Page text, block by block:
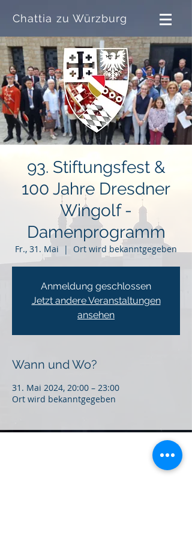
Chattia zu Würzburg
93. Stiftungsfest &
100 Jahre Dresdner
Wingolf -
Damenprogramm
Fr., 31. Mai
  |
Ort wird bekanntgegeben
Anmeldung geschlossen
Jetzt andere Veranstaltungen
ansehen
Wann und Wo?
31. Mai 2024, 20:00 – 23:00
Ort wird bekanntgegeben